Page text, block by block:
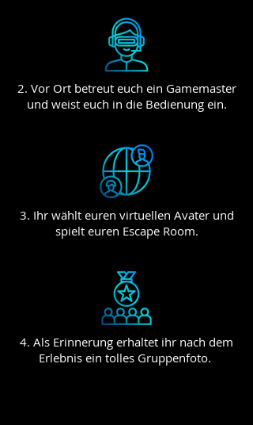
2. Vor Ort betreut euch ein Gamemaster
und weist euch in die Bedienung ein.
3. Ihr wählt euren virtuellen Avater und
spielt euren Escape Room.
4. Als Erinnerung erhaltet ihr nach dem
Erlebnis ein tolles Gruppenfoto.